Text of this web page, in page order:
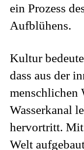
ein Prozess
Aufblühens.
Kultur
dass aus der
menschlichen
Wasserkanal
hervortritt. Mit
Welt